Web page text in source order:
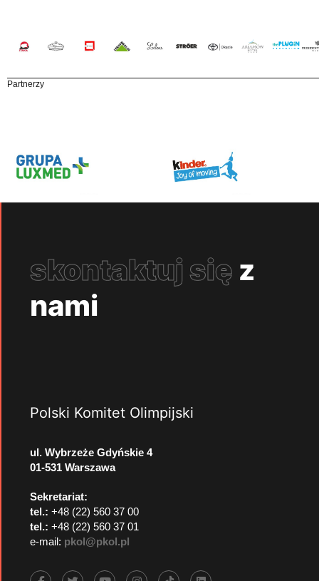
Partnerzy
skontaktuj się z
nami
Polski Komitet Olimpijski
ul. Wybrzeże Gdyńskie 4
01-531 Warszawa
Sekretariat:
tel.: +48 (22) 560 37 00
tel.: +48 (22) 560 37 01
e-mail: pkol@pkol.pl